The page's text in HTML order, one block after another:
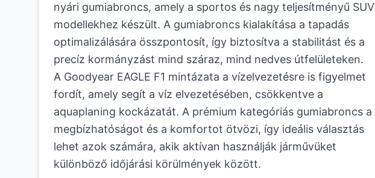
nyári gumiabroncs, amely a sportos és nagy teljesítményű SUV
modellekhez készült. A gumiabroncs kialakítása a tapadás
optimalizálására összpontosít, így biztosítva a stabilitást és a
precíz kormányzást mind száraz, mind nedves útfelületeken.
A Goodyear EAGLE F1 mintázata a vízelvezetésre is figyelmet
fordít, amely segít a víz elvezetésében, csökkentve a
aquaplaning kockázatát. A prémium kategóriás gumiabroncs a
megbízhatóságot és a komfortot ötvözi, így ideális választás
lehet azok számára, akik aktívan használják járművüket
különböző időjárási körülmények között.